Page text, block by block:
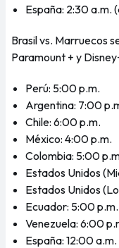
España: 2:30 a.m.
Brasil vs. Marruecos
Paramount + y
Perú: 5:00 p.m.
Argentina: 7:00
Chile: 6:00 p.m.
México: 4:00 p.m.
Colombia: 5:00
Estados Unidos
Estados Unidos
Ecuador: 5:00 p.m.
Venezuela: 6:00
España: 12:00